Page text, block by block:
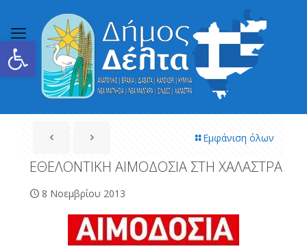
Ανοίξτε τη γραμμή εργαλείων
Εμφάνιση όλων
ΕΘΕΛΟΝΤΙΚΗ ΑΙΜΟΔΟΣΙΑ ΣΤΗ ΧΑΛΑΣΤΡΑ
8 Νοεμβρίου 2013